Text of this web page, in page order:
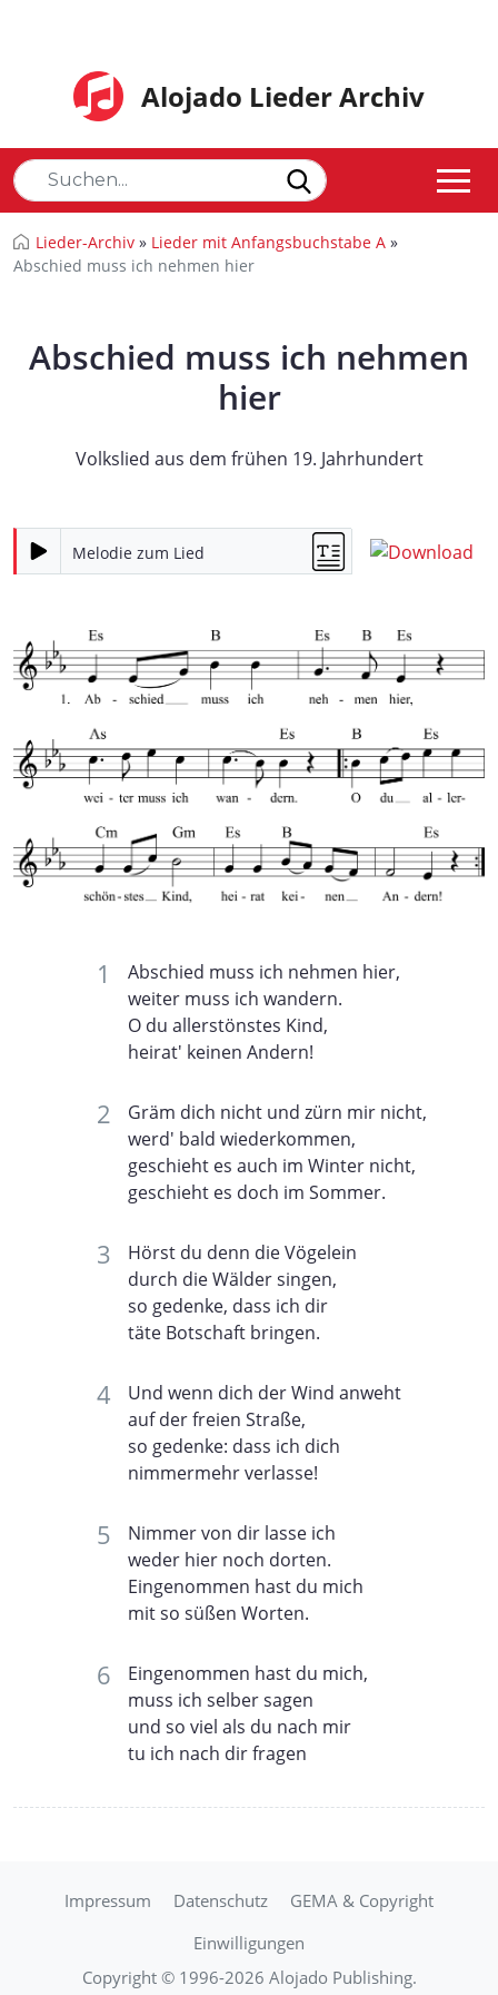
Alojado Lieder Archiv
Lieder-Archiv » Lieder mit Anfangsbuchstabe A »
Abschied muss ich nehmen hier
Abschied muss ich nehmen
hier
Volkslied aus dem frühen 19. Jahrhundert
Melodie zum Lied
Abschied muss ich nehmen hier,
weiter muss ich wandern.
O du allerstönstes Kind,
heirat' keinen Andern!
Gräm dich nicht und zürn mir nicht,
werd' bald wiederkommen,
geschieht es auch im Winter nicht,
geschieht es doch im Sommer.
Hörst du denn die Vögelein
durch die Wälder singen,
so gedenke, dass ich dir
täte Botschaft bringen.
Und wenn dich der Wind anweht
auf der freien Straße,
so gedenke: dass ich dich
nimmermehr verlasse!
Nimmer von dir lasse ich
weder hier noch dorten.
Eingenommen hast du mich
mit so süßen Worten.
Eingenommen hast du mich,
muss ich selber sagen
und so viel als du nach mir
tu ich nach dir fragen
Impressum Datenschutz
GEMA & Copyright
Einwilligungen
Copyright © 1996-2026 Alojado Publishing.